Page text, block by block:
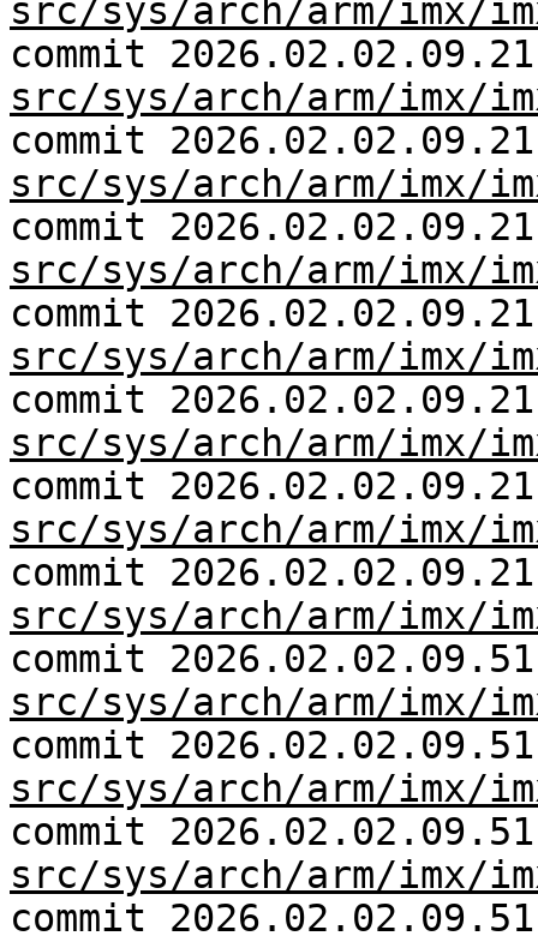
src/sys/arch/arm/imx/
commit
src/sys/arch/arm/imx/
commit
src/sys/arch/arm/imx/
commit
src/sys/arch/arm/imx/
commit
src/sys/arch/arm/imx/
commit
src/sys/arch/arm/imx/
commit
src/sys/arch/arm/imx/
commit
src/sys/arch/arm/imx/
commit
src/sys/arch/arm/imx/
commit
src/sys/arch/arm/imx/
commit
src/sys/arch/arm/imx/
commit